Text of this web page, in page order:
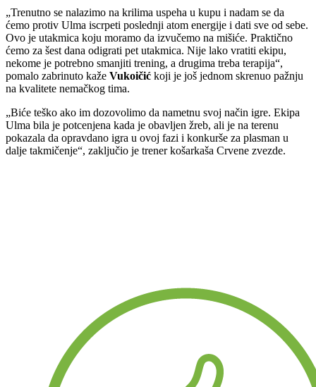
„Trenutno se nalazimo na krilima uspeha u kupu i nadam se da
ćemo protiv Ulma iscrpeti poslednji atom energije i dati sve od sebe.
Ovo je utakmica koju moramo da izvučemo na mišiće. Praktično
ćemo za šest dana odigrati pet utakmica. Nije lako vratiti ekipu,
nekome je potrebno smanjiti trening, a drugima treba terapija“,
pomalo zabrinuto kaže Vukoičić koji je još jednom skrenuo pažnju
na kvalitete nemačkog tima.
„Biće teško ako im dozovolimo da nametnu svoj način igre. Ekipa
Ulma bila je potcenjena kada je obavljen žreb, ali je na terenu
pokazala da opravdano igra u ovoj fazi i konkurše za plasman u
dalje takmičenje“, zaključio je trener košarkaša Crvene zvezde.